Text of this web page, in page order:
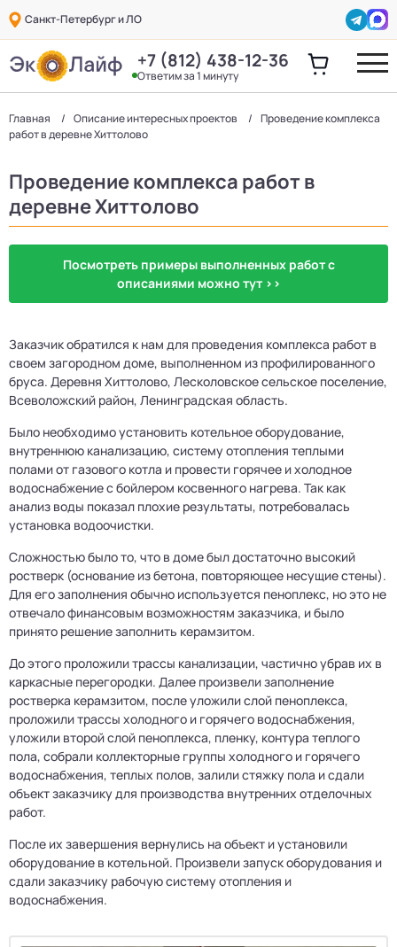
Санкт-Петербург и ЛО
+7 (812) 438-12-36
Ответим за 1 минуту
Главная Описание интересных проектов
Проведение комплекса
работ в деревне Хиттолово
Проведение комплекса работ в
деревне Хиттолово
Посмотреть примеры выполненных работ с
описаниями можно тут >>
Заказчик обратился к нам для проведения комплекса работ в
своем загородном доме, выполненном из профилированного
бруса. Деревня Хиттолово, Лесколовское сельское поселение,
Всеволожский район, Ленинградская область.
Было необходимо установить котельное оборудование,
внутреннюю канализацию, систему отопления теплыми
полами от газового котла и провести горячее и холодное
водоснабжение с бойлером косвенного нагрева. Так как
анализ воды показал плохие результаты, потребовалась
установка водоочистки.
Сложностью было то, что в доме был достаточно высокий
ростверк (основание из бетона, повторяющее несущие стены).
Для его заполнения обычно используется пеноплекс, но это не
отвечало финансовым возможностям заказчика, и было
принято решение заполнить керамзитом.
До этого проложили трассы канализации, частично убрав их в
каркасные перегородки. Далее произвели заполнение
ростверка керамзитом, после уложили слой пеноплекса,
проложили трассы холодного и горячего водоснабжения,
уложили второй слой пеноплекса, пленку, контура теплого
пола, собрали коллекторные группы холодного и горячего
водоснабжения, теплых полов, залили стяжку пола и сдали
объект заказчику для производства внутренних отделочных
работ.
После их завершения вернулись на объект и установили
оборудование в котельной. Произвели запуск оборудования и
сдали заказчику рабочую систему отопления и
водоснабжения.